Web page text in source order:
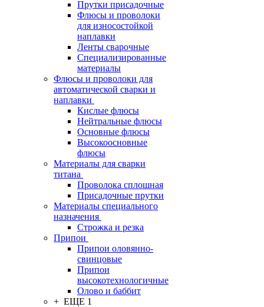
Прутки присадочные
Флюсы и проволоки
для износостойкой
наплавки
Ленты сварочные
Специализированные
материалы
Флюсы и проволоки для
автоматической сварки и
наплавки
Кислые флюсы
Нейтральные флюсы
Основные флюсы
Высокоосновные
флюсы
Материалы для сварки
титана
Проволока сплошная
Присадочные прутки
Материалы специального
назначения
Строжка и резка
Припои
Припои оловянно-
свинцовые
Припои
высокотехнологичные
Олово и баббит
+ ЕЩЕ 1